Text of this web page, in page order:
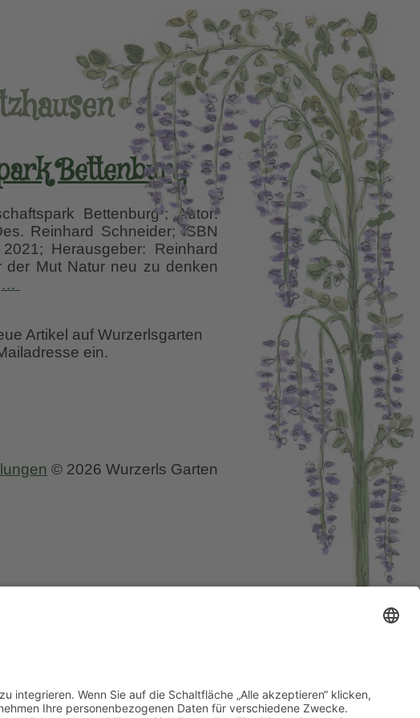
Bettenburg
Bettenburg”; Autor:
Reinhard Schneider; ISBN
Herausgeber: Reinhard
der Mut Natur neu zu denken
…
im
Landschaftspark
Artikel auf Wurzerlsgarten
ein.
© 2026 Wurzerls Garten